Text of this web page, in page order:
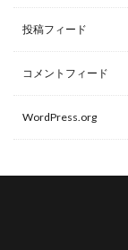
投稿フィード
コメントフィード
WordPress.org